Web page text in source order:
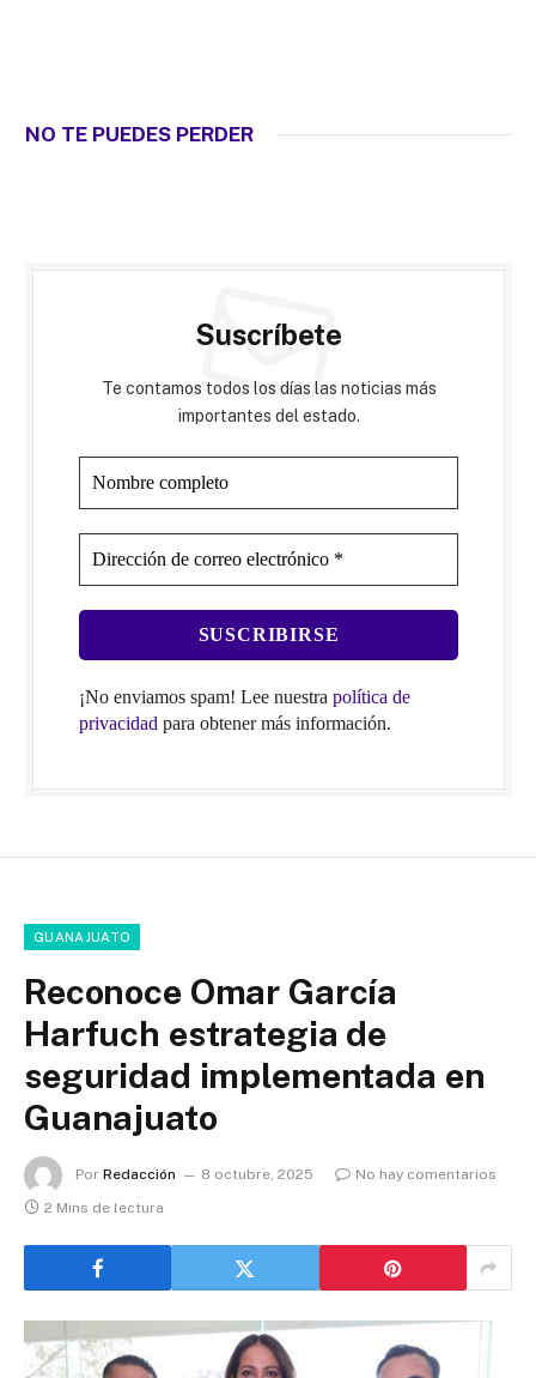
NO TE PUEDES PERDER
Suscríbete
Te contamos todos los días las noticias más
importantes del estado.
¡No enviamos spam! Lee nuestra política de
privacidad para obtener más información.
GUANAJUATO
Reconoce Omar García
Harfuch estrategia de
seguridad implementada en
Guanajuato
Por Redacción 8 octubre, 2025
No hay comentarios
2 Mins de lectura